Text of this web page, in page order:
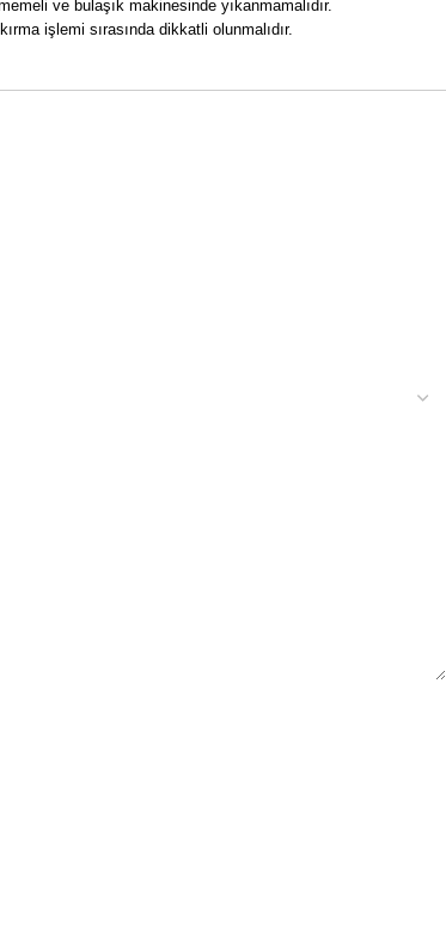
ve bulaşık makinesinde yıkanmamalıdır.
işlemi sırasında dikkatli olunmalıdır.